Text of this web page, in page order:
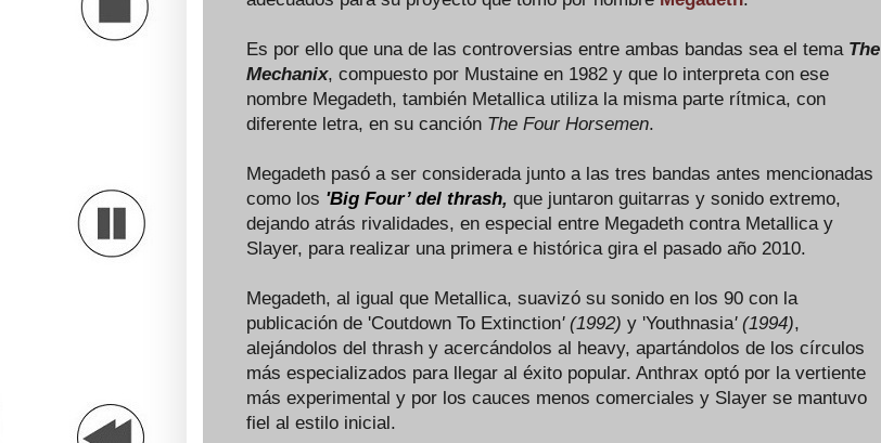
Es por ello que una de las controversias entre ambas bandas sea el tema The
Mechanix, compuesto por Mustaine en 1982 y que lo interpreta con ese
nombre Megadeth, también Metallica utiliza la misma parte rítmica, con
diferente letra, en su canción The Four Horsemen.
Megadeth pasó a ser considerada junto a las tres bandas antes mencionadas
como los 'Big Four’ del thrash, que juntaron guitarras y sonido extremo,
dejando atrás rivalidades, en especial entre Megadeth contra Metallica y
Slayer, para realizar una primera e histórica gira el pasado año 2010.
Megadeth, al igual que Metallica, suavizó su sonido en los 90 con la
publicación de 'Coutdown To Extinction' (1992) y 'Youthnasia' (1994),
alejándolos del thrash y acercándolos al heavy, apartándolos de los círculos
más especializados para llegar al éxito popular. Anthrax optó por la vertiente
más experimental y por los cauces menos comerciales y Slayer se mantuvo
fiel al estilo inicial.